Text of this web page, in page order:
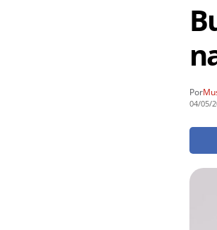
Por
04/05/